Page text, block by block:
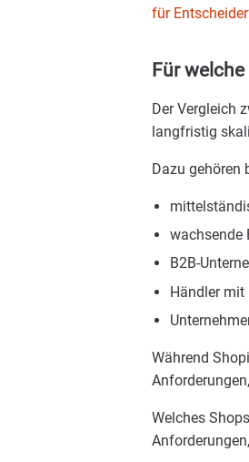
für Entscheider
Für
Der Vergleich
langfristig
Dazu gehören
wachsende
B2B-
Händler mit
Während
Welches